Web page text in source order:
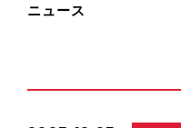
ニュース